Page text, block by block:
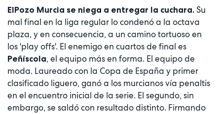
ElPozo Murcia se niega a entregar la cuchara. Su
mal final en la liga regular lo condenó a la octava
plaza, y en consecuencia, a un camino tortuoso en
los 'play offs'. El enemigo en cuartos de final es
Peñíscola, el equipo más en forma. El equipo de
moda. Laureado con la Copa de España y primer
clasificado liguero, ganó a los murcianos vía penaltis
en el encuentro inicial de la serie. El segundo, sin
embargo, se saldó con resultado distinto. Firmando